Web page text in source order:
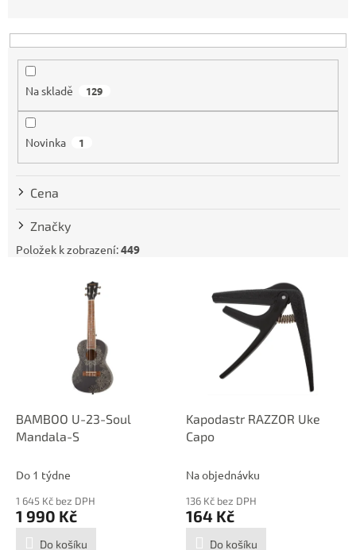
n
Na skladě 129
Novinka 1
Cena
Značky
Položek k zobrazení:449
BAMBOO U-23-Soul
Mandala-S
Do 1 týdne
1 645 Kč bez DPH
1 990 Kč
Do košíku
Kapodastr RAZZOR Uke
Capo
Na objednávku
136 Kč bez DPH
164 Kč
Do košíku